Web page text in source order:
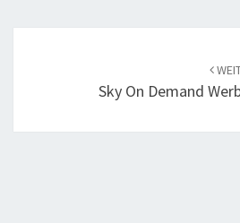
Sky On Demand